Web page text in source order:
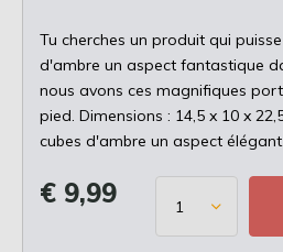
Tu cherches un produit qui
d'ambre un aspect fantastique
nous avons ces magnifiques
pied. Dimensions : 14,5 x 10 x
cubes d'ambre un aspect élégant.
€ 9,99